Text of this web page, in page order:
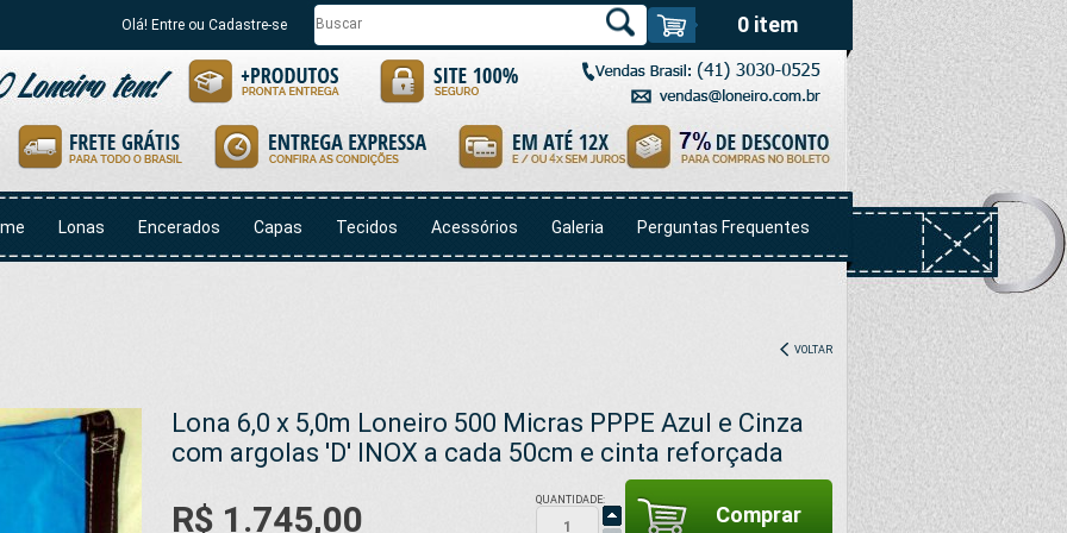
Olá! Entre ou Cadastre-se 0 item
Lonas Encerados Capas Tecidos Acessórios Galeria Perguntas Frequentes
VOLTAR
Lona 6,0 x 5,0m Loneiro 500 Micras PPPE Azul e Cinza
com argolas 'D' INOX a cada 50cm e cinta reforçada
R$ 1.745,00 QUANTIDADE: